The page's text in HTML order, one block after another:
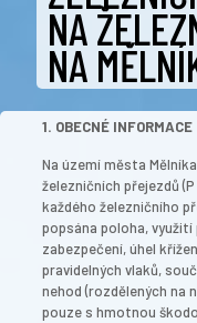
NA
NA
1. OBECNÉ INFORMACE
Na území města
železničních přejezdů
každého železničního
popsána poloha, využití
zabezpečení, úhel
pravidelných vlaků,
nehod (rozdělených na
pouze s hmotnou